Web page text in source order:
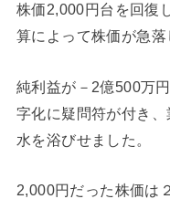
株価2,000円台を回復
算によって株価が急落
純利益が－2億500万
字化に疑問符が付き
水を浴びせました。
2,000円だった株価は